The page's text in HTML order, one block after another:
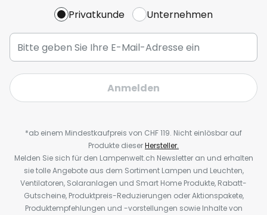
Privatkunde Unternehmen
Anmelden
*ab einem Mindestkaufpreis von CHF 119. Nicht einlösbar auf
Produkte dieserHersteller.
Melden Sie sich für den Lampenwelt.ch Newsletter an und erhalten
sie tolle Angebote aus dem Sortiment Lampen und Leuchten,
Ventilatoren, Solaranlagen und Smart Home Produkte, Rabatt-
Gutscheine, Produktpreis-Reduzierungen oder Aktionspakete,
Produktempfehlungen und -vorstellungen sowie Inhalte von